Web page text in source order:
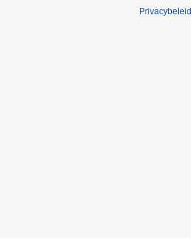
Privacybeleid